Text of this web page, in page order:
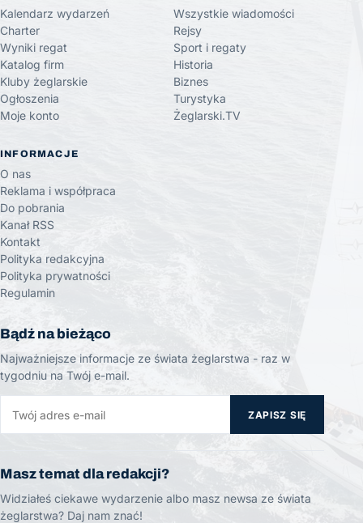
Kalendarz wydarzeń
Charter
Wyniki regat
Katalog firm
Kluby żeglarskie
Ogłoszenia
Moje konto
Wszystkie wiadomości
Rejsy
Sport i regaty
Historia
Biznes
Turystyka
Żeglarski.TV
INFORMACJE
O nas
Reklama i współpraca
Do pobrania
Kanał RSS
Kontakt
Polityka redakcyjna
Polityka prywatności
Regulamin
Bądź na bieżąco
Najważniejsze informacje ze świata żeglarstwa - raz w
tygodniu na Twój e-mail.
ZAPISZ SIĘ
Masz temat dla redakcji?
Widziałeś ciekawe wydarzenie albo masz newsa ze świata
żeglarstwa? Daj nam znać!